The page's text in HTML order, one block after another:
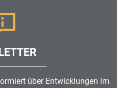
über Entwicklungen im